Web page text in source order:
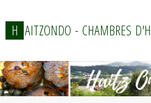
H AITZONDO - CHAMBRES D'H